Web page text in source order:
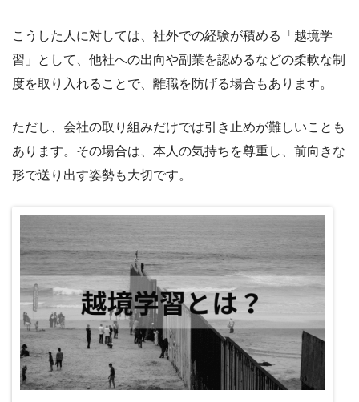
こうした人に対しては、社外での経験が積める「越境学
習」として、他社への出向や副業を認めるなどの柔軟な制
度を取り入れることで、離職を防げる場合もあります。
ただし、会社の取り組みだけでは引き止めが難しいことも
あります。その場合は、本人の気持ちを尊重し、前向きな
形で送り出す姿勢も大切です。